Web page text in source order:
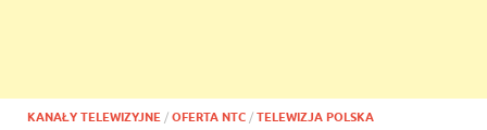
KANAŁY TELEWIZYJNE / OFERTA NTC / TELEWIZJA POLSKA